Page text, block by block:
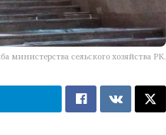
министерства сельского хозяйства РК.